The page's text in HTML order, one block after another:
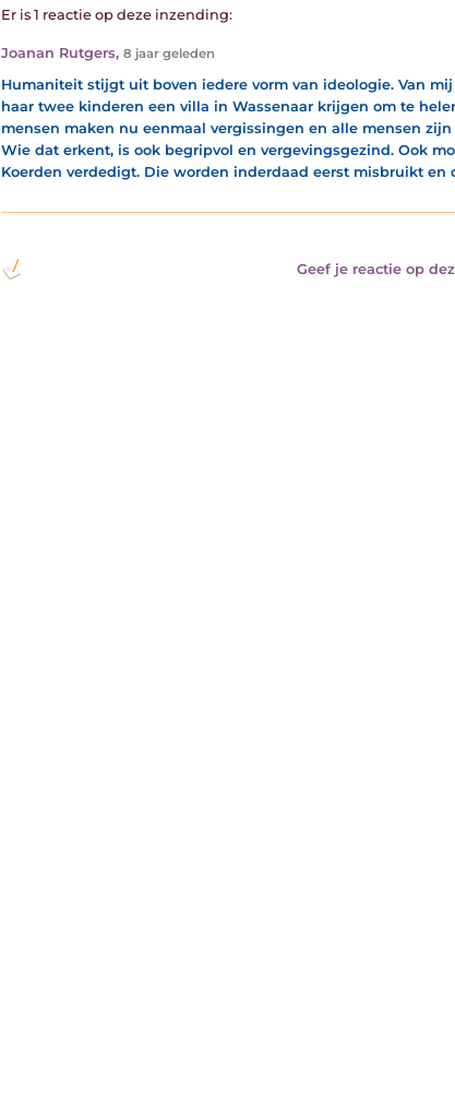
Er is 1 reactie op deze inzending:
Joanan Rutgers, 8 jaar geleden
Humaniteit stijgt uit boven iedere vorm van ideologie. Van
haar twee kinderen een villa in Wassenaar krijgen om te
mensen maken nu eenmaal vergissingen en alle mensen
Wie dat erkent, is ook begripvol en vergevingsgezind. Ook
Koerden verdedigt. Die worden inderdaad eerst misbruikt en
Geef je reactie op